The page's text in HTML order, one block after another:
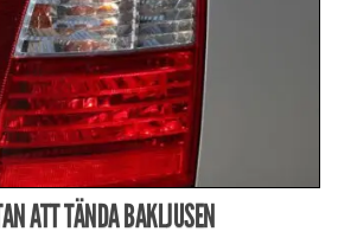
ATT TÄNDA BAKLJUSEN